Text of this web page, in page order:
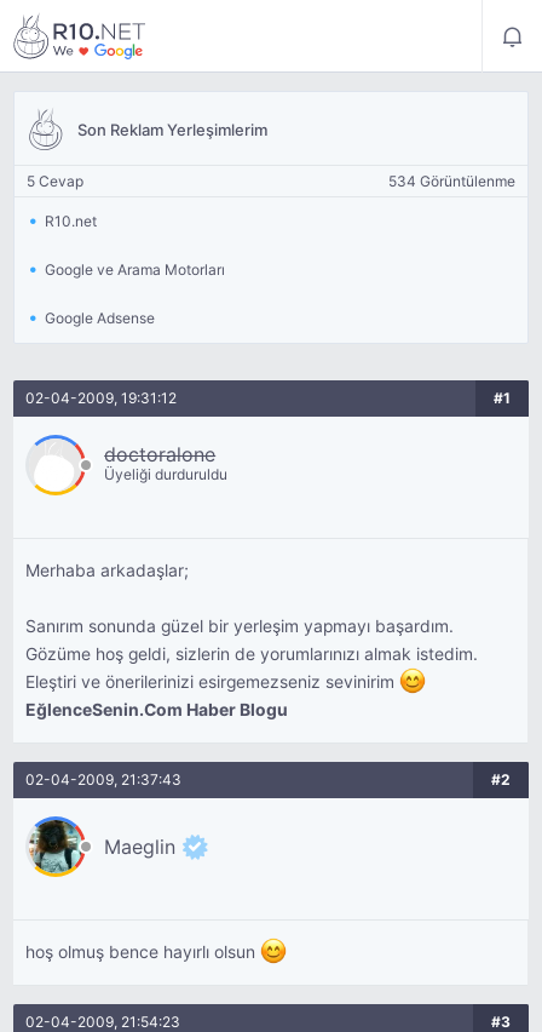
Son Reklam Yerleşimlerim
5 Cevap 534 Görüntülenme
R10.net
Google ve Arama Motorları
Google Adsense
02-04-2009, 19:31:12 #1
doctoralone
Üyeliği durduruldu
Merhaba arkadaşlar;
Sanırım sonunda güzel bir yerleşim yapmayı başardım.
Gözüme hoş geldi, sizlerin de yorumlarınızı almak istedim.
Eleştiri ve önerilerinizi esirgemezseniz sevinirim
EğlenceSenin.Com Haber Blogu
02-04-2009, 21:37:43 #2
Maeglin
hoş olmuş bence hayırlı olsun
02-04-2009, 21:54:23 #3